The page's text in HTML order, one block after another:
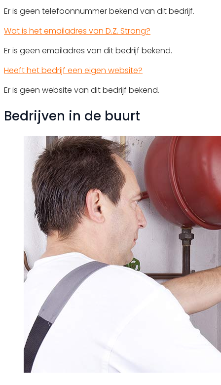
Er is geen telefoonnummer bekend van dit bedrijf.
Wat is het emailadres van D.Z. Strong?
Er is geen emailadres van dit bedrijf bekend.
Heeft het bedrijf een eigen website?
Er is geen website van dit bedrijf bekend.
Bedrijven in de buurt